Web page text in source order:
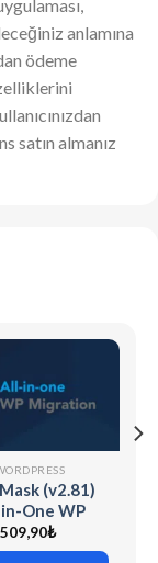
anlamına
ödeme
satın almanız
(v2.81)
One WP
Unlimited
509,90₺